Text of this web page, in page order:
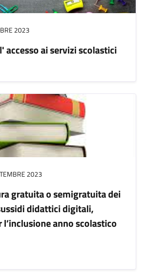
2023
accesso ai servizi scolastici
2023
gratuita o semigratuita dei
didattici digitali,
anno scolastico